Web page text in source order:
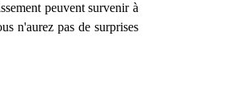
peuvent survenir à
n'aurez pas de surprises